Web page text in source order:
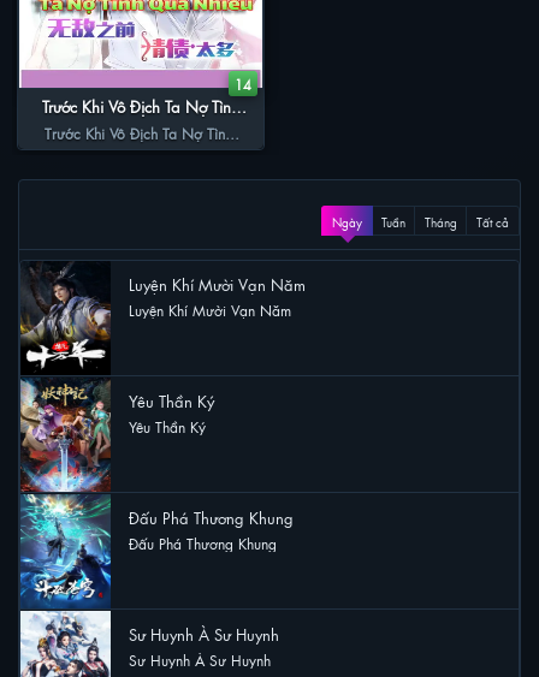
14
Trước Khi Vô Địch Ta Nợ Tình
Quá Nhiều
Trước Khi Vô Địch Ta Nợ Tình
Quá Nhiều
Ngày Tuần Tháng Tất cả
Luyện Khí Mười Vạn Năm
Luyện Khí Mười Vạn Năm
Yêu Thần Ký
Yêu Thần Ký
Đấu Phá Thương Khung
Đấu Phá Thương Khung
Sư Huynh À Sư Huynh
Sư Huynh À Sư Huynh